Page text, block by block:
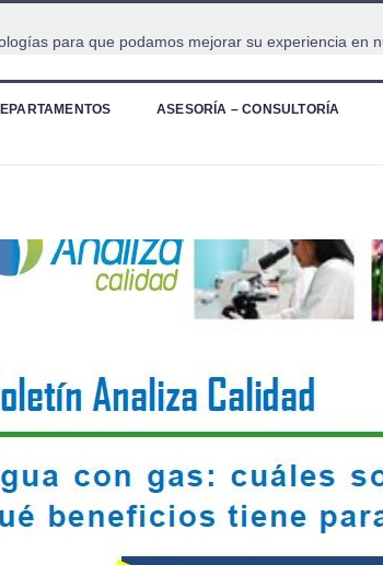
ASESORÍA – CONSULTORÍA
para que podamos mejorar su experiencia en